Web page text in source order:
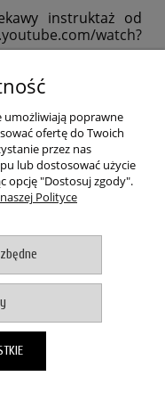
instruktaż od
watch?
strony
pliki cookies.
w celach reklamowych i
internetu można zmienić
serwisów
umożliwiają poprawne
ofertę do Twoich
przez nas
lub dostosować użycie
opcję "Dostosuj zgody".
Polityce